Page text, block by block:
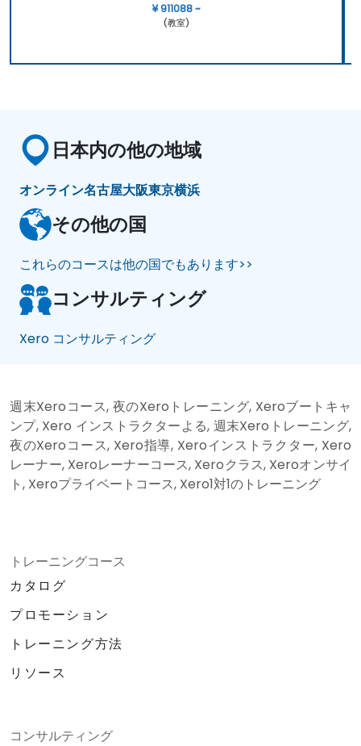
¥ 911088 ~
(教室)
日本内の他の地域
オンライン名古屋大阪東京横浜
その他の国
これらのコースは他の国でもあります>>
コンサルティング
Xero コンサルティング
週末Xeroコース, 夜のXeroトレーニング, Xeroブートキャ
ンプ, Xero インストラクターよる, 週末Xeroトレーニング,
夜のXeroコース, Xero指導, Xeroインストラクター, Xero
レーナー, Xeroレーナーコース, Xeroクラス, Xeroオンサイ
ト, Xeroプライベートコース, Xero1対1のトレーニング
トレーニングコース
カタログ
プロモーション
トレーニング方法
リソース
コンサルティング